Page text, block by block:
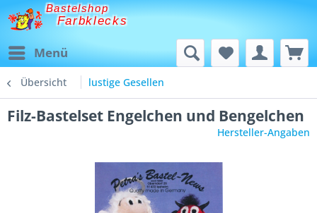
Bastelshop
Farbklecks
Menü
Übersicht lustige Gesellen
Filz-Bastelset Engelchen und Bengelchen
Hersteller-Angaben